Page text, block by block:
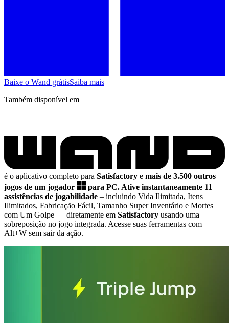
Baixe o Wand grátisSaiba mais
Também disponível em
é o aplicativo completo para Satisfactory e mais de 3.500 outros
jogos de um jogador
para PC. Ative instantaneamente 11
assistências de jogabilidade – incluindo Vida Ilimitada, Itens
Ilimitados, Fabricação Fácil, Tamanho Super Inventário e Mortes
com Um Golpe — diretamente em Satisfactory usando uma
sobreposição no jogo integrada. Acesse suas ferramentas com
Alt+W sem sair da ação.